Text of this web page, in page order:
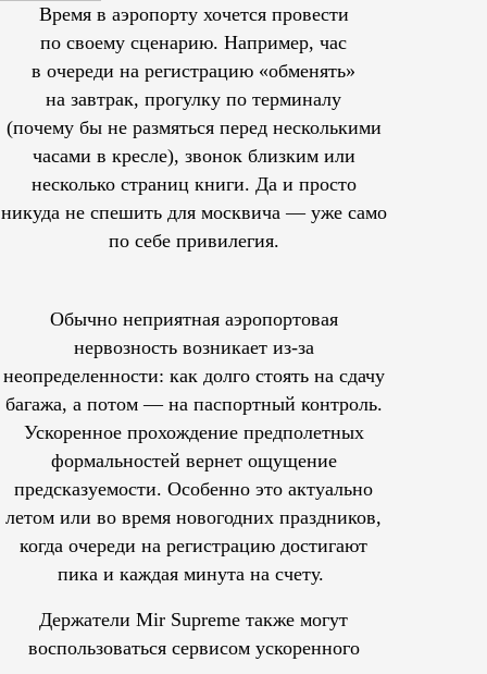
Время в аэропорту хочется провести
по своему сценарию. Например, час
в очереди на регистрацию «обменять»
на завтрак, прогулку по терминалу
(почему бы не размяться перед несколькими
часами в кресле), звонок близким или
несколько страниц книги. Да и просто
никуда не спешить для москвича — уже само
по себе привилегия.
Обычно неприятная аэропортовая
нервозность возникает из-за
неопределенности: как долго стоять на сдачу
багажа, а потом — на паспортный контроль.
Ускоренное прохождение предполетных
формальностей вернет ощущение
предсказуемости. Особенно это актуально
летом или во время новогодних праздников,
когда очереди на регистрацию достигают
пика и каждая минута на счету.
Держатели Mir Supreme также могут
воспользоваться сервисом ускоренного